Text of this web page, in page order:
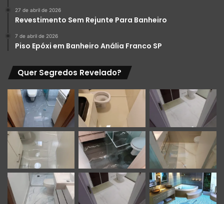
27 de abril de 2026
Revestimento Sem Rejunte Para Banheiro
7 de abril de 2026
Piso Epóxi em Banheiro Anália Franco SP
Quer Segredos Revelado?